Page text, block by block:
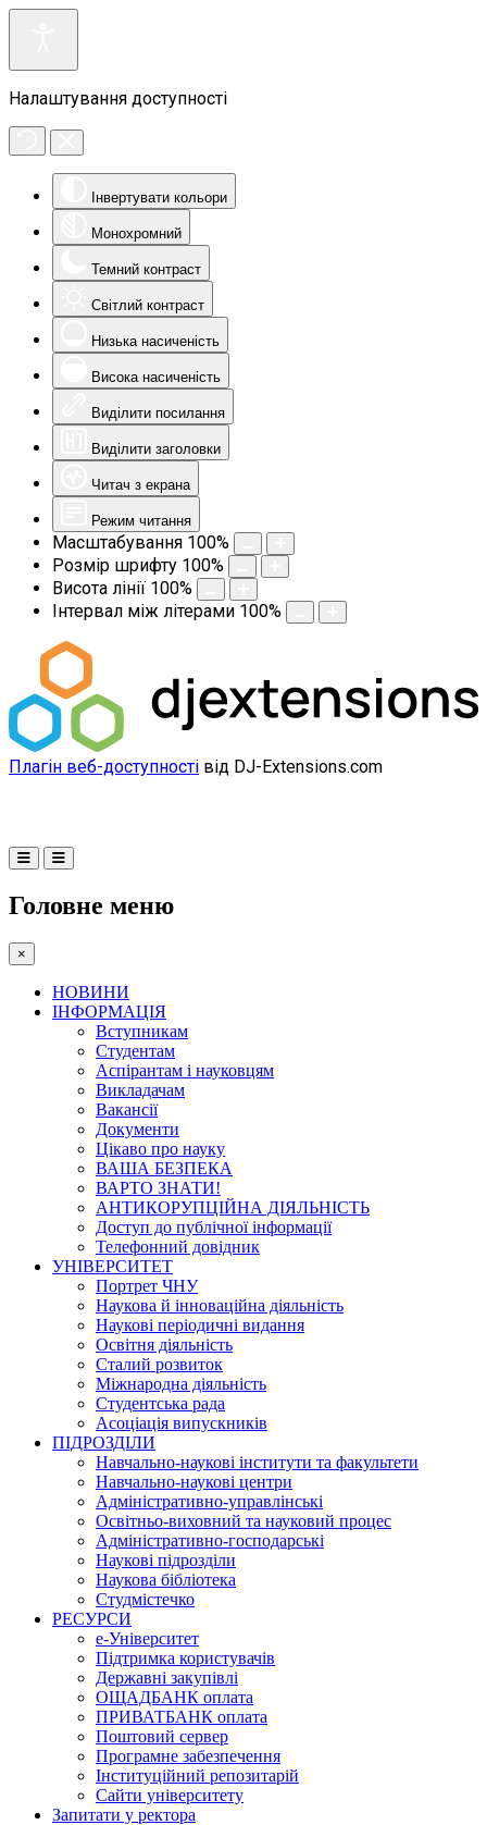
Налаштування доступності
Інвертувати кольори
Монохромний
Темний контраст
Світлий контраст
Низька насиченість
Висока насиченість
Виділити посилання
Виділити заголовки
Читач з екрана
Режим читання
Масштабування 100%
Розмір шрифту 100%
Висота лінії 100%
Інтервал між літерами 100%
Плагін веб-доступності від DJ-Extensions.com
Головне меню
×
НОВИНИ
ІНФОРМАЦІЯ
Вступникам
Студентам
Аспірантам і науковцям
Викладачам
Вакансії
Документи
Цікаво про науку
ВАША БЕЗПЕКА
ВАРТО ЗНАТИ!
АНТИКОРУПЦІЙНА ДІЯЛЬНІСТЬ
Доступ до публічної інформації
Телефонний довідник
УНІВЕРСИТЕТ
Портрет ЧНУ
Наукова й інноваційна діяльність
Наукові періодичні видання
Освітня діяльність
Сталий розвиток
Міжнародна діяльність
Студентська рада
Асоціація випускників
ПІДРОЗДІЛИ
Навчально-наукові інститути та факультети
Навчально-наукові центри
Адміністративно-управлінські
Освітньо-виховний та науковий процес
Адміністративно-господарські
Наукові підрозділи
Наукова бібліотека
Студмістечко
РЕСУРСИ
е-Університет
Підтримка користувачів
Державні закупівлі
ОЩАДБАНК оплата
ПРИВАТБАНК оплата
Поштовий сервер
Програмне забезпечення
Інституційний репозитарій
Сайти університету
Запитати у ректора